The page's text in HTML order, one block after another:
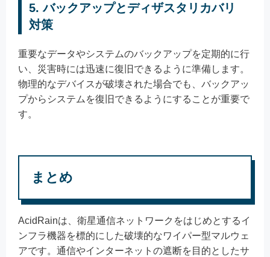
5. バックアップとディザスタリカバリ
対策
重要なデータやシステムのバックアップを定期的に行
い、災害時には迅速に復旧できるように準備します。
物理的なデバイスが破壊された場合でも、バックアッ
プからシステムを復旧できるようにすることが重要で
す。
まとめ
AcidRainは、衛星通信ネットワークをはじめとするイ
ンフラ機器を標的にした破壊的なワイパー型マルウェ
アです。通信やインターネットの遮断を目的としたサ